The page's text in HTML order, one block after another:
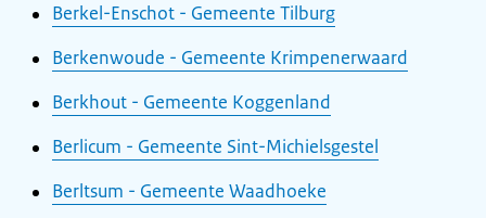
Berkel-Enschot - Gemeente Tilburg
Berkenwoude - Gemeente Krimpenerwaard
Berkhout - Gemeente Koggenland
Berlicum - Gemeente Sint-Michielsgestel
Berltsum - Gemeente Waadhoeke